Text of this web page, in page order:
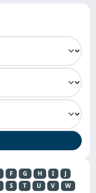
F G H I
J
S T U V
W